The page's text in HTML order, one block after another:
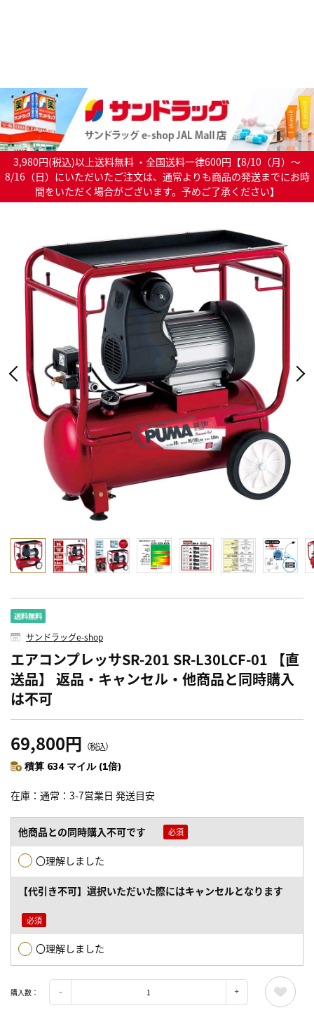
3,980円(税込)以上送料無料 ・全国送料一律600円【8/10（月）～
8/16（日）にいただいたご注文は、通常よりも商品の発送までにお時
間をいただく場合がございます。予めご了承ください】
サンドラッグe-shop
エアコンプレッサSR-201 SR-L30LCF-01 【直
送品】 返品・キャンセル・他商品と同時購入
は不可
69,800円 （税込）
積算 634 マイル (1倍)
在庫 通常：3-7営業日 発送目安
他商品との同時購入不可です
〇理解しました
【代引き不可】選択いただいた際にはキャンセルとなります
〇理解しました
購入数：